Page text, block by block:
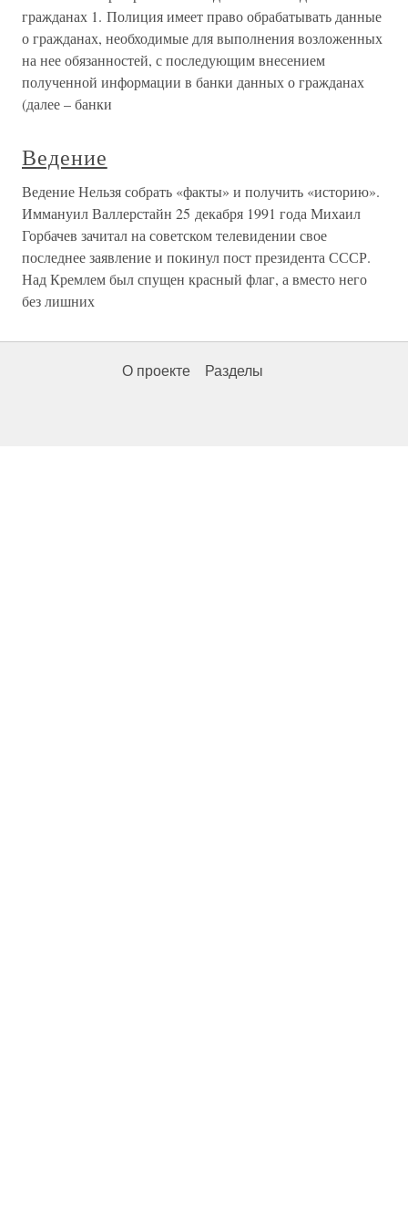
гражданах 1. Полиция имеет право обрабатывать данные
о гражданах, необходимые для выполнения возложенных
на нее обязанностей, с последующим внесением
полученной информации в банки данных о гражданах
(далее – банки
Ведение
Ведение Нельзя собрать «факты» и получить «историю».
Иммануил Валлерстайн 25 декабря 1991 года Михаил
Горбачев зачитал на советском телевидении свое
последнее заявление и покинул пост президента СССР.
Над Кремлем был спущен красный флаг, а вместо него
без лишних
О проекте Разделы